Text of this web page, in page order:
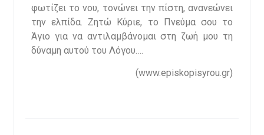
φωτίζει το νου, τονώνει την πίστη, ανανεώνει
την ελπίδα. Ζητώ Κύριε, το Πνεύμα σου το
Άγιο για να αντιλαμβάνομαι στη ζωή μου τη
δύναμη αυτού του Λόγου….
(www.episkopisyrou.gr)